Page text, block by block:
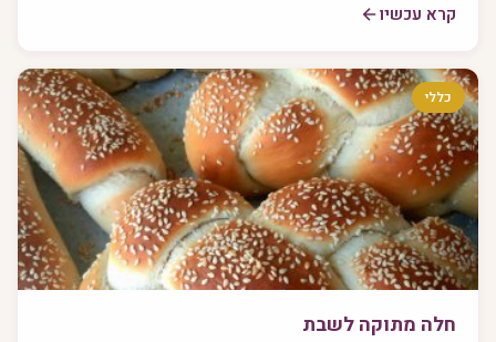
קרא עכשיו
כללי
חלה מתוקה לשבת